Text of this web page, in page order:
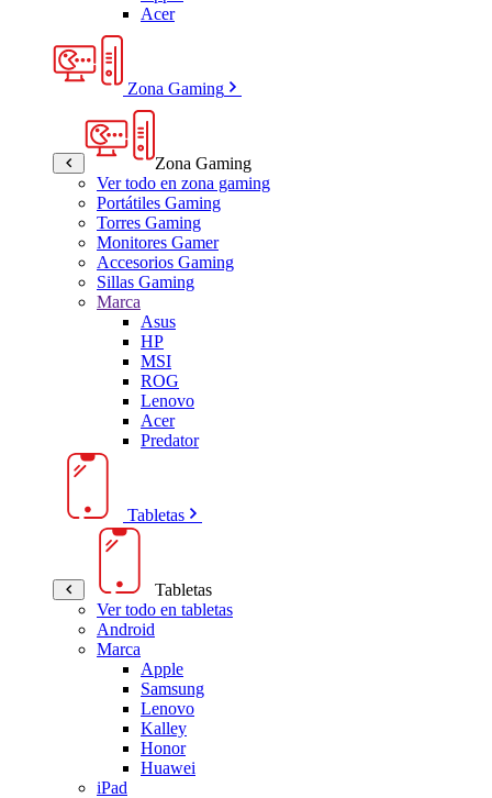
Acer
Zona Gaming
Zona Gaming
Ver todo en zona gaming
Portátiles Gaming
Torres Gaming
Monitores Gamer
Accesorios Gaming
Sillas Gaming
Marca
Asus
HP
MSI
ROG
Lenovo
Acer
Predator
Tabletas
Tabletas
Ver todo en tabletas
Android
Marca
Apple
Samsung
Lenovo
Kalley
Honor
Huawei
iPad